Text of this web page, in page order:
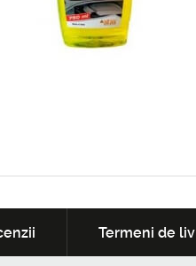
Termeni de